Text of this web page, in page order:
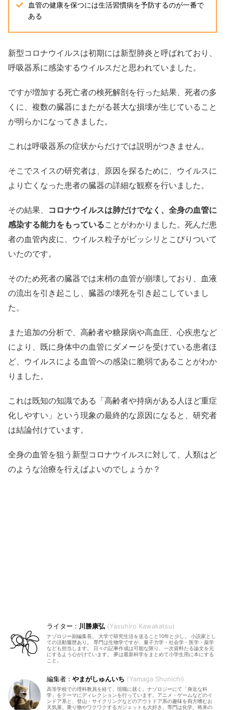
血管の健康を保つには生活習慣病を予防するのが一番で
ある
新型コロナウイルスは初期には新型肺炎と呼ばれており、
呼吸器系に感染するウイルスだと思われていました。
ですが増加する死亡者の検死解剖を行った結果、死者の多
くに、複数の臓器にまたがる甚大な損壊が生じていること
が明らかになってきました。
これは呼吸器系の症状からだけでは説明がつきません。
そこでスイスの研究者は、原因を探るために、ウイルスに
より亡くなった患者の臓器の詳細な観察を行いました。
その結果、 コロナウイルスは肺だけでなく、全身の血管に
感染する能力をもっていることがわかりました。死んだ患
者の血管内皮に、ウイルス粒子がビッシリとこびりついて
いたのです。
そのため死者の臓器では末梢の血管が崩壊しており、血液
の流出を引き起こし、臓器の壊死を引き起こしていまし
た。
また追加の分析で、高齢者や糖尿病や高血圧、心疾患など
により、既に身体中の血管にダメージを受けている患者ほ
ど、ウイルスによる血管への感染に脆弱であることがわか
りました。
これは既知の知識である「高齢者や持病がある人ほど重症
化しやすい」という現象の最終的な原因になると、研究者
は結論付けています。
全身の血管を狙う新型コロナウイルスに対して、人類はど
のような治療を行えばよいのでしょうか？
川勝康弘 Yasuhiro Kawakatsu
ナゾロジー副編集長。 大学で研究生活を送ること10年と少し。 小説家とし
ての活動履歴あり。 専門は生物学ですが、量子力学・社会学・医学・薬学
なども担当します。 日々の記事作成は可能な限り、一次資料たる論文を元
にするよう心がけています。 夢は最新科学をまとめて小学生用に本にする
こと。
やまがしゅんいち Yamaga Shunichi
高等学校での理科教員を経て、現職に就く。ナゾロジーにて「身近な科
学」をテーマにディレクションを行っています。アニメ・ゲームなどのイ
ンドア系と、登山・サイクリングなどのアウトドア系の趣味を両方嗜むお
天気屋。乗り物やワクワクするガジェットも大好き。専門は化学。将来の